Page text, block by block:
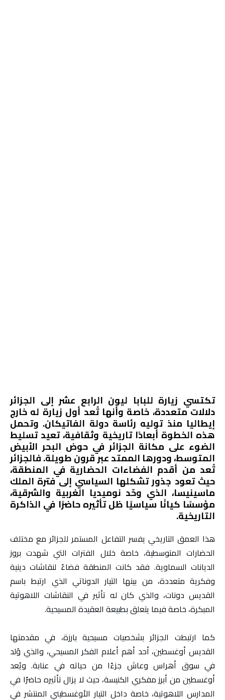
تكتسي زيارة للبابا ليون الرابع عشر إلى الجزائر
دلالات متعددة، خاصة وأنها تُعد أول زيارة له خارج
إيطاليا منذ توليه رئاسة دولة الفاتيكان. وتحمل
هذه الخطوة أبعادًا تاريخية وثقافية، تعيد تسليط
الضوء على مكانة الجزائر في حوض البحر الأبيض
المتوسط، ودورها الممتد عبر قرون طويلة. فالجزائر
تُعد من أقدم الفضاءات الحضارية في المنطقة،
حيث تعود جذور تشكلها السياسي إلى فترة الملك
ماسينيسا، الذي وحّد نوميديا الغربية والشرقية،
مؤسسًا كيانًا سياسيًا ظل تأثيره حاضرًا في الذاكرة
التاريخية.
هذا العمق التاريخي يفسر التفاعل المستمر للجزائر مع مختلف
الحضارات المتوسطية، خاصة خلال الفترات التي شهدت بروز
الديانات السماوية. فقد كانت المنطقة فضاءً لنقاشات دينية
وفكرية متعددة، من بينها التيار الدوناتي الذي ارتبط باسم
القديس دونات، والذي كان له تأثير في النقاشات اللاهوتية
المبكرة، خاصة فيما يتعلق بطبيعة العقيدة المسيحية.
كما ارتبطت الجزائر بشخصيات مسيحية بارزة، في مقدمتها
القديس أوغسطين، أحد أهم أعلام الفكر المسيحي، والذي وُلد
في سوق أهراس وعاش جزءًا من حياته في عنابة. ويُعد
أوغسطين من أبرز مفكري الكنيسة، حيث لا يزال تأثيره حاضرًا في
المدارس اللاهوتية، خاصة داخل التيار الأوغسطيني المنتشر في